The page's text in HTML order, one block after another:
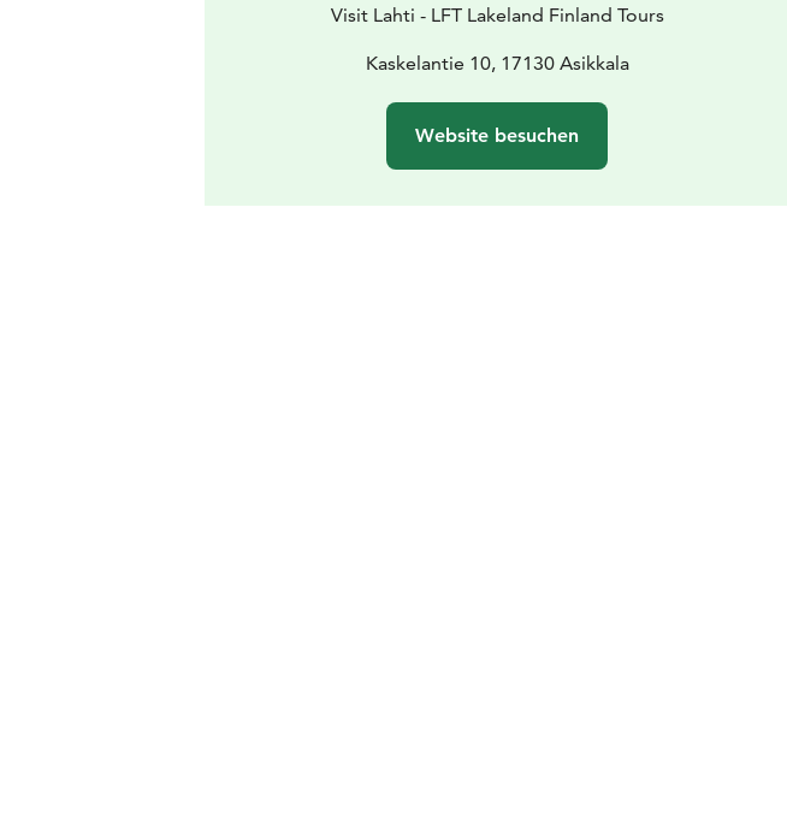
Visit Lahti - LFT Lakeland Finland Tours
Kaskelantie 10, 17130 Asikkala
Website besuchen